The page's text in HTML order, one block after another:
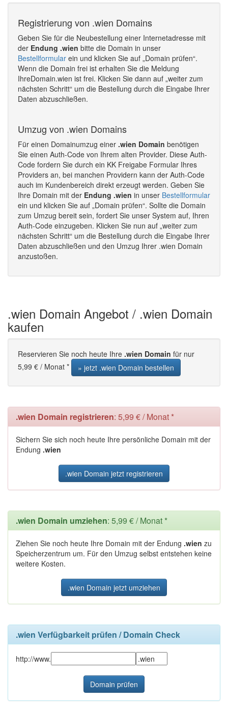
Registrierung von .wien Domains
Geben Sie für die Neubestellung einer Internetadresse mit
der Endung .wien bitte die Domain in unser
Bestellformular ein und klicken Sie auf „Domain prüfen“.
Wenn die Domain frei ist erhalten Sie die Meldung
IhreDomain.wien ist frei. Klicken Sie dann auf „weiter zum
nächsten Schritt“ um die Bestellung durch die Eingabe Ihrer
Daten abzuschließen.
Umzug von .wien Domains
Für einen Domainumzug einer .wien Domain benötigen
Sie einen Auth-Code von Ihrem alten Provider. Diese Auth-
Code fordern Sie durch ein KK Freigabe Formular Ihres
Providers an, bei manchen Providern kann der Auth-Code
auch im Kundenbereich direkt erzeugt werden. Geben Sie
Ihre Domain mit der Endung .wien in unser Bestellformular
ein und klicken Sie auf „Domain prüfen“. Sollte die Domain
zum Umzug bereit sein, fordert Sie unser System auf, Ihren
Auth-Code einzugeben. Klicken Sie nun auf „weiter zum
nächsten Schritt“ um die Bestellung durch die Eingabe Ihrer
Daten abzuschließen und den Umzug Ihrer .wien Domain
anzustoßen.
.wien Domain Angebot / .wien Domain
kaufen
Reservieren Sie noch heute Ihre .wien Domain für nur
5,99 € / Monat *
» jetzt .wien Domain bestellen
.wien Domain registrieren: 5,99 € / Monat *
Sichern Sie sich noch heute Ihre persönliche Domain mit der
Endung .wien
.wien Domain jetzt registrieren
.wien Domain umziehen: 5,99 € / Monat *
Ziehen Sie noch heute Ihre Domain mit der Endung .wien zu
Speicherzentrum um. Für den Umzug selbst entstehen keine
weitere Kosten.
.wien Domain jetzt umziehen
.wien Verfügbarkeit prüfen / Domain Check
http://www.